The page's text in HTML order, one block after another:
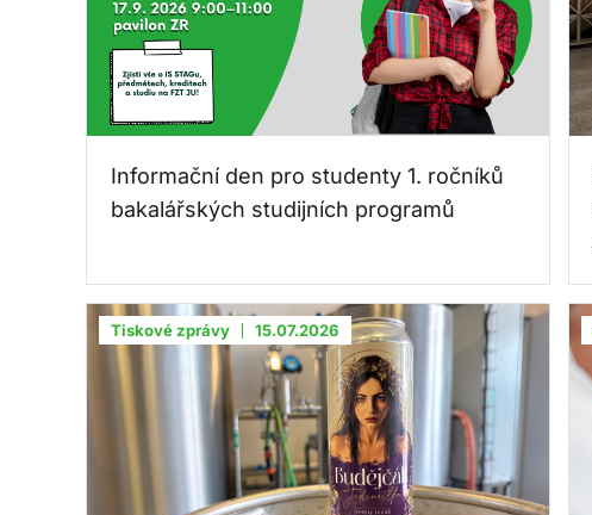
Informační den pro studenty 1. ročníků
bakalářských studijních programů
Tiskové zprávy 15.07.2026